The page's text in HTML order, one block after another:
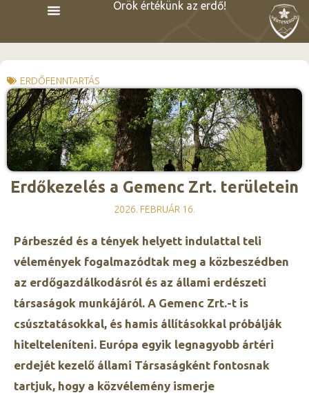
Örök értékünk az erdő!
ERDŐFENNTARTÁS
Erdőkezelés a Gemenc Zrt. területein
2026. FEBRUÁR 16.
Párbeszéd és a tények helyett indulattal teli
vélemények fogalmazódtak meg a közbeszédben
az erdőgazdálkodásról és az állami erdészeti
társaságok munkájáról. A Gemenc Zrt.-t is
csúsztatásokkal, és hamis állításokkal próbálják
hitelteleníteni. Európa egyik legnagyobb ártéri
erdejét kezelő állami Társaságként fontosnak
tartjuk, hogy a közvélemény ismerje